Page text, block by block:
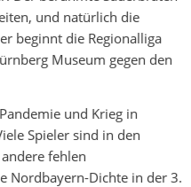
und natürlich die
beginnt die Regionalliga
Museum gegen den
und Krieg in
Spieler sind in den
fehlen
Nordbayern-Dichte in der 3.